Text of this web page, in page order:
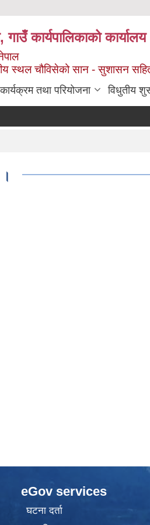
गाउँ कार्यपालिकाको कार्यालय
स्थल चौविसेको सान - सुशासन
कार्यक्रम तथा परियोजना विधुतीय
eGov services
घटना दर्ता